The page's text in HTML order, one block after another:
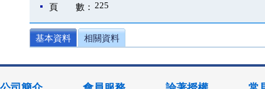
頁 數： 225
基本資料 相關資料